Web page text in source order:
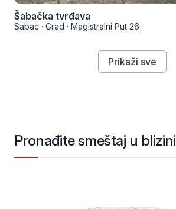
Šabačka tvrđava
Šabac · Grad · Magistralni Put 26
Prikaži sve
Pronađite smeštaj u blizini